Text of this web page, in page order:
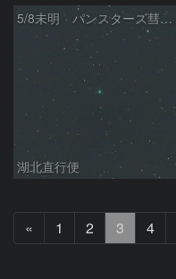
5/8未明 パンスターズ彗星（C/2013 X1）
湖北直行便
«
へ
1 2 3 4